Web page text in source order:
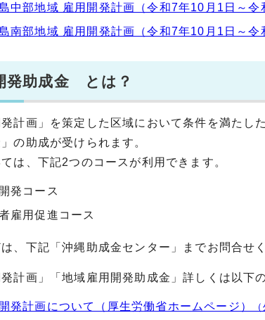
中部地域 雇用開発計画（令和7年10月1日～
南部地域 雇用開発計画（令和7年10月1日～
発助成金 とは？
発計画」を策定した区域において条件を満た
の助成が受けられます。
は、下記2つのコースが利用できます。
発コース
雇用促進コース
、下記「沖縄助成金センター」までお問合せ
発計画」「地域雇用開発助成金」詳しくは以下
発計画について（厚生労働省ホームページ）